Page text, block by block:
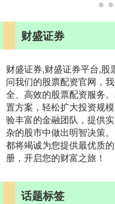
财盛证券
财盛证券,财盛证券平台,
问我们的股票配资官网，
全、高效的股票配资服务
置方案，轻松扩大投资规
验丰富的金融团队，提供
杂的股市中做出明智决策
都将竭诚为您提供最优质
册，开启您的财富之旅！
话题标签